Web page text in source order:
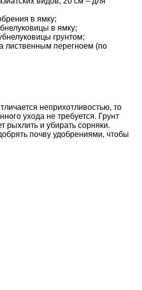
в ямку;
в ямку;
грунтом;
лиственным перегноем (по
неприхотливостью, то
ухода не требуется. Грунт
рыхлить и убирать сорняки.
почву удобрениями, чтобы